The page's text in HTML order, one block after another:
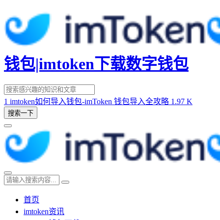
钱包|imtoken下载数字钱包
1 imtoken如何导入钱包-imToken 钱包导入全攻略 1.97 K
搜索一下
首页
imtoken资讯